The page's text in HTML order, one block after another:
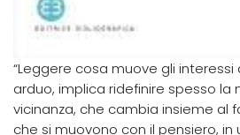
“Leggere cosa muove gli
arduo, implica ridefinire spesso la
vicinanza, che cambia insieme al
che si muovono con il pensiero,